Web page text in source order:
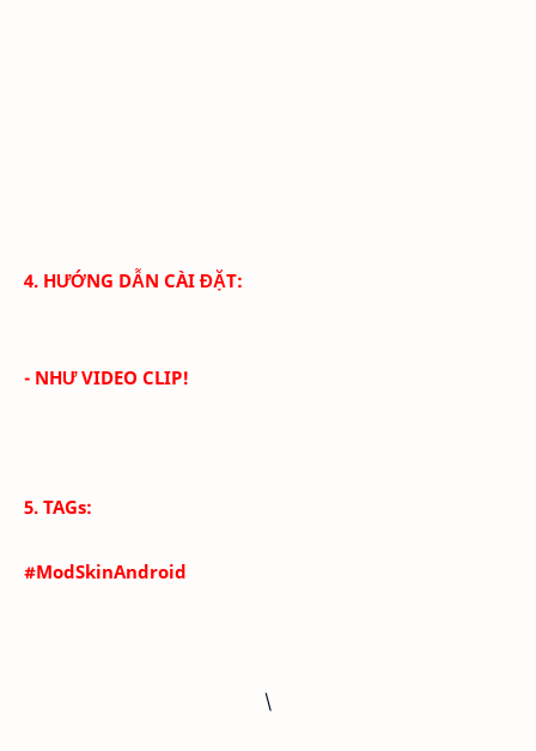
4. HƯỚNG DẪN CÀI ĐẶT:
- NHƯ VIDEO CLIP!
5. TAGs:
#ModSkinAndroid
\